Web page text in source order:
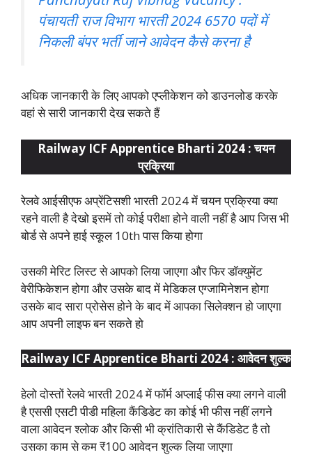
पंचायती राज विभाग भारती 2024 6570 पदों में
निकली बंपर भर्ती जाने आवेदन कैसे करना है
अधिक जानकारी के लिए आपको एप्लीकेशन को डाउनलोड करके
वहां से सारी जानकारी देख सकते हैं
Railway ICF Apprentice Bharti 2024 : चयन
प्रक्रिया
रेलवे आईसीएफ अप्रेंटिसशी भारती 2024 में चयन प्रक्रिया क्या
रहने वाली है देखो इसमें तो कोई परीक्षा होने वाली नहीं है आप जिस भी
बोर्ड से अपने हाई स्कूल 10th पास किया होगा
उसकी मेरिट लिस्ट से आपको लिया जाएगा और फिर डॉक्युमेंट
वेरीफिकेशन होगा और उसके बाद में मेडिकल एग्जामिनेशन होगा
उसके बाद सारा प्रोसेस होने के बाद में आपका सिलेक्शन हो जाएगा
आप अपनी लाइफ बन सकते हो
Railway ICF Apprentice Bharti 2024 : आवेदन शुल्क
हेलो दोस्तों रेलवे भारती 2024 में फॉर्म अप्लाई फीस क्या लगने वाली
है एससी एसटी पीडी महिला कैंडिडेट का कोई भी फीस नहीं लगने
वाला आवेदन श्लोक और किसी भी क्रांतिकारी से कैंडिडेट है तो
उसका काम से कम ₹100 आवेदन शुल्क लिया जाएगा